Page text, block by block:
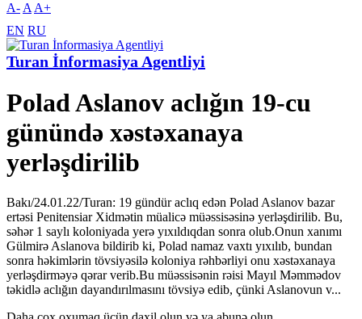
A- A A+
EN RU
Turan İnformasiya Agentliyi
Polad Aslanov aclığın 19-cu
günündə xəstəxanaya
yerləşdirilib
Bakı/24.01.22/Turan: 19 gündür aclıq edən Polad Aslanov bazar
ertəsi Penitensiar Xidmətin müalicə müəssisəsinə yerləşdirilib. Bu,
səhər 1 saylı koloniyada yerə yıxıldıqdan sonra olub.Onun xanımı
Gülmirə Aslanova bildirib ki, Polad namaz vaxtı yıxılıb, bundan
sonra həkimlərin tövsiyəsilə koloniya rəhbərliyi onu xəstəxanaya
yerləşdirməyə qərar verib.Bu müəssisənin rəisi Mayıl Məmmədov
təkidlə aclığın dayandırılmasını tövsiyə edib, çünki Aslanovun v...